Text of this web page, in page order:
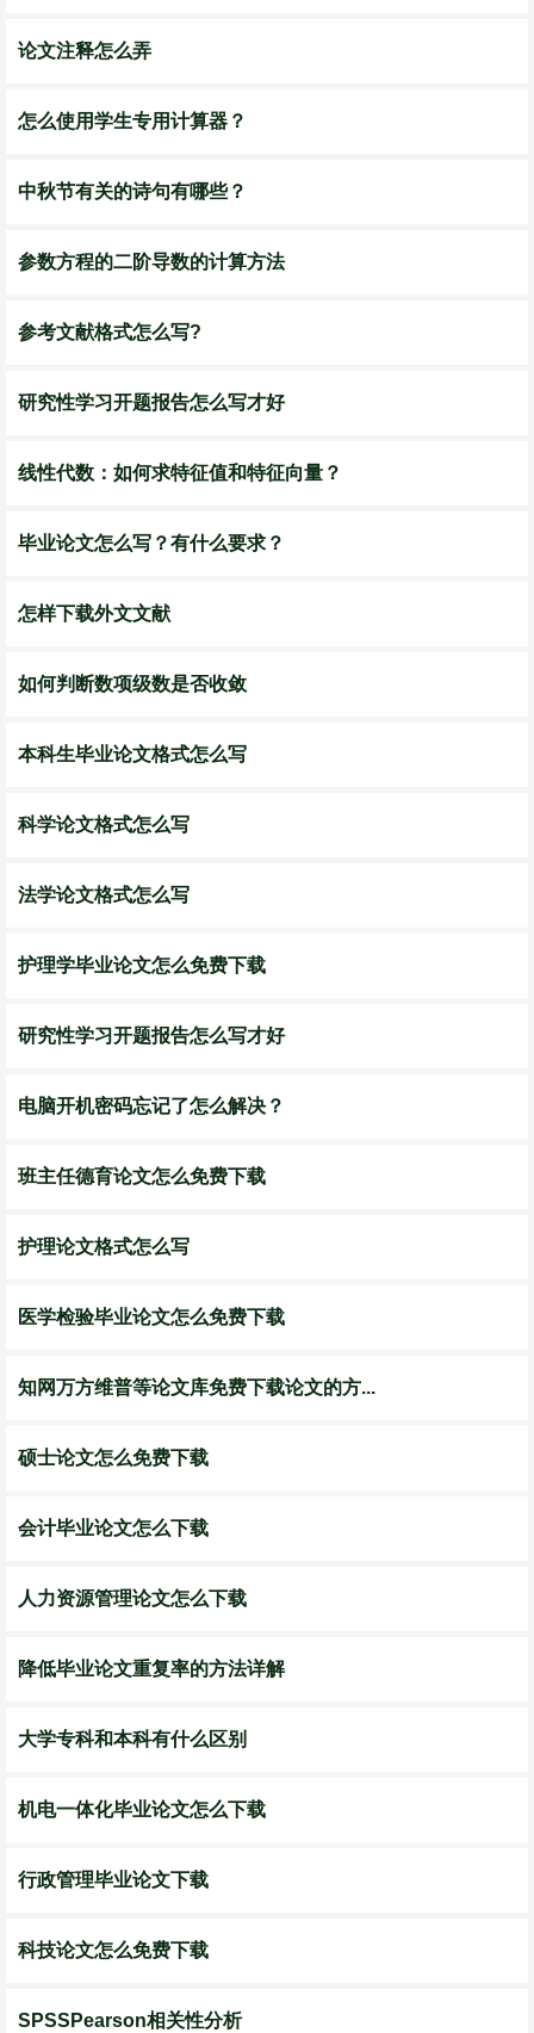
论文注释怎么弄
怎么使用学生专用计算器？
中秋节有关的诗句有哪些？
参数方程的二阶导数的计算方法
参考文献格式怎么写?
研究性学习开题报告怎么写才好
线性代数：如何求特征值和特征向量？
毕业论文怎么写？有什么要求？
怎样下载外文文献
如何判断数项级数是否收敛
本科生毕业论文格式怎么写
科学论文格式怎么写
法学论文格式怎么写
护理学毕业论文怎么免费下载
研究性学习开题报告怎么写才好
电脑开机密码忘记了怎么解决？
班主任德育论文怎么免费下载
护理论文格式怎么写
医学检验毕业论文怎么免费下载
知网万方维普等论文库免费下载论文的方...
硕士论文怎么免费下载
会计毕业论文怎么下载
人力资源管理论文怎么下载
降低毕业论文重复率的方法详解
大学专科和本科有什么区别
机电一体化毕业论文怎么下载
行政管理毕业论文下载
科技论文怎么免费下载
SPSSPearson相关性分析